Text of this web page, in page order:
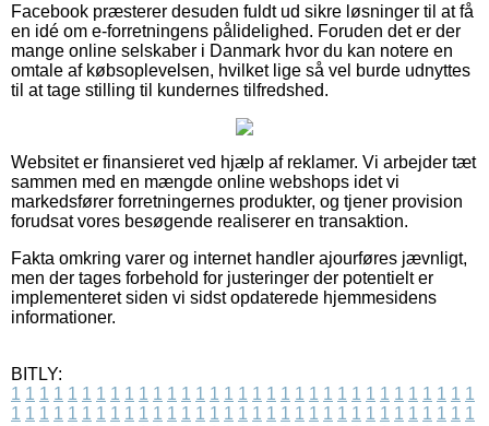
Facebook præsterer desuden fuldt ud sikre løsninger til at få
en idé om e-forretningens pålidelighed. Foruden det er der
mange online selskaber i Danmark hvor du kan notere en
omtale af købsoplevelsen, hvilket lige så vel burde udnyttes
til at tage stilling til kundernes tilfredshed.
Websitet er finansieret ved hjælp af reklamer. Vi arbejder tæt
sammen med en mængde online webshops idet vi
markedsfører forretningernes produkter, og tjener provision
forudsat vores besøgende realiserer en transaktion.
Fakta omkring varer og internet handler ajourføres jævnligt,
men der tages forbehold for justeringer der potentielt er
implementeret siden vi sidst opdaterede hjemmesidens
informationer.
BITLY:
1 1 1 1 1 1 1 1 1 1 1 1 1 1 1 1 1 1 1 1 1 1 1 1 1 1 1 1 1 1 1 1 1
1 1 1 1 1 1 1 1 1 1 1 1 1 1 1 1 1 1 1 1 1 1 1 1 1 1 1 1 1 1 1 1 1